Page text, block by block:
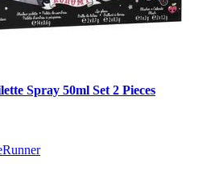
Spray 50ml Set 2 Pieces